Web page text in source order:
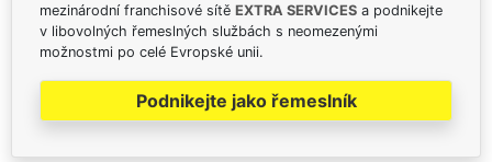
mezinárodní franchisové sítě EXTRA SERVICES a podnikejte
v libovolných řemeslných službách s neomezenými
možnostmi po celé Evropské unii.
Podnikejte jako řemeslník